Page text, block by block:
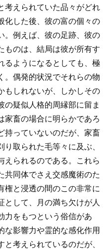
考えられていた品々がどれ
化した後、彼の富の個々の
。例えば、彼の足跡、彼の
ものは、結局は彼が所有す
るようになるとしても、極
。偶発的状況でそれらの物
もしれないが、しかしその
の疑似人格的周縁部に留ま
家畜の場合に明らかであろ
持っていないのだが、家畜
取られた毛等々に及ぶ、
えられるのである。これら
共同体でさえ交感魔術のた
権と浸透の間のこの非常に
として、月の満ち欠けが人
力をもつという俗信があ
な影響力や霊的な感化作用
考えられているのだが、